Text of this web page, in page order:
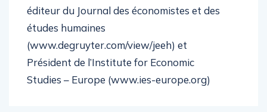
éditeur du Journal des économistes et des
études humaines
(www.degruyter.com/view/jeeh) et
Président de l’Institute for Economic
Studies – Europe (www.ies-europe.org)